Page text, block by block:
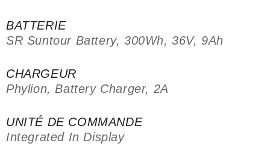
BATTERIE
SR Suntour Battery, 300Wh, 36V, 9Ah
CHARGEUR
Phylion, Battery Charger, 2A
UNITÉ DE COMMANDE
Integrated In Display